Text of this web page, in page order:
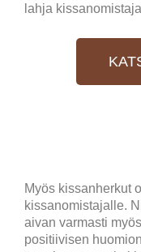
lahja
Myös kissanherkut
kissanomistajalle.
aivan varmasti
positiivisen